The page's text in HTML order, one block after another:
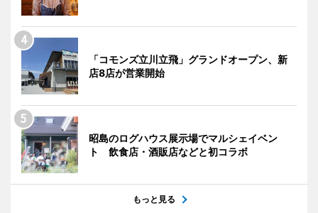
「コモンズ立川立飛」グランドオープン、新
店8店が営業開始
昭島のログハウス展示場でマルシェイベン
ト 飲食店・酒販店などと初コラボ
もっと見る